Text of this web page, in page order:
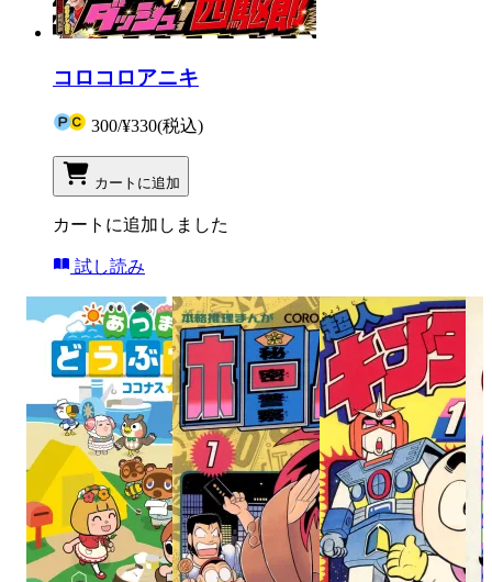
コロコロアニキ
300/¥330(税込)
カートに追加
カートに追加しました
試し読み